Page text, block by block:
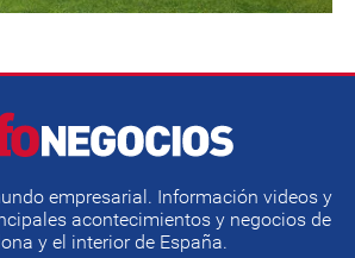
empresarial. Información videos y
acontecimientos y negocios de
y el interior de España.